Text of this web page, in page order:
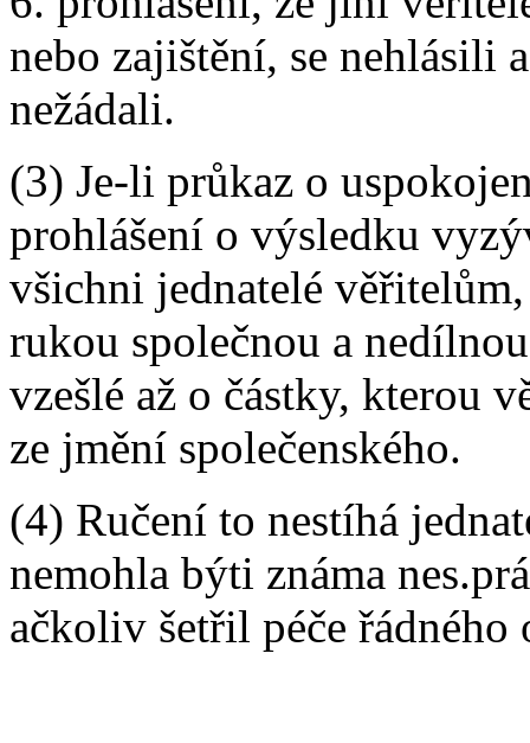
nebo zajištění, se nehlásili
nežádali.
(3) Je-li průkaz o
prohlášení o výsledku
všichni jednatelé
rukou společnou a
vzešlé až o částky, kterou
ze jmění společenského.
(4) Ručení to nestíhá
nemohla býti známa
ačkoliv šetřil péče řádného